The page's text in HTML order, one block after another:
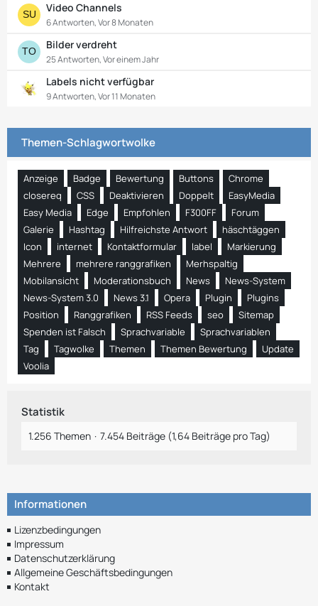
Video Channels
6 Antworten, Vor 8 Monaten
Bilder verdreht
25 Antworten, Vor einem Jahr
Labels nicht verfügbar
9 Antworten, Vor 11 Monaten
Themen-Schlagwortwolke
Anzeige Badge Bewertung Buttons
Chrome
closereq
CSS Deaktivieren Doppelt
EasyMedia
Easy Media
Edge Empfohlen F300FF
Forum
Galerie
Hashtag Hilfreichste Antwort
häschtäggen
Icon
internet Kontaktformular label
Markierung
Mehrere
mehrere ranggrafiken
Merhspaltig
Mobilansicht
Moderationsbuch News
News-System
News-System 3.0
News 3.1 Opera Plugin
Plugins
Position
Ranggrafiken RSS Feeds seo
Sitemap
Spenden ist Falsch
Sprachvariable
Sprachvariablen
Tag
Tagwolke Themen Themen Bewertung
Update
Voolia
Statistik
1.256 Themen 7.454 Beiträge (1,64 Beiträge pro Tag)
Informationen
Lizenzbedingungen
Impressum
Datenschutzerklärung
Allgemeine Geschäftsbedingungen
Kontakt